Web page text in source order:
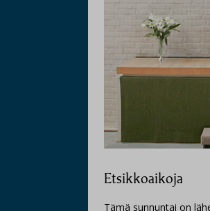
Etsikkoaikoja
Tämä sunnuntai on